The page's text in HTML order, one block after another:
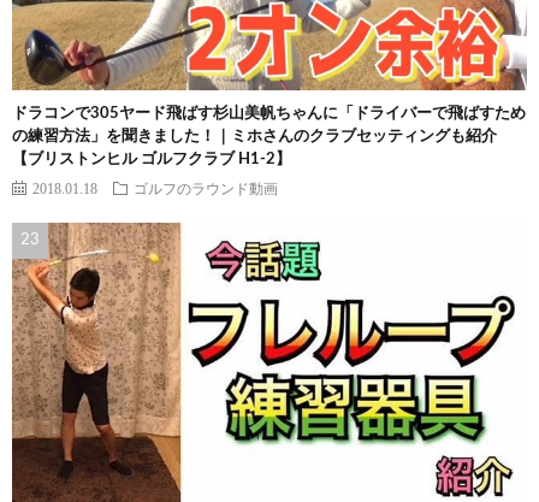
ドラコンで305ヤード飛ばす杉山美帆ちゃんに「ドライバーで飛ばすため
の練習方法」を聞きました！｜ミホさんのクラブセッティングも紹介
【ブリストンヒル ゴルフクラブ H1-2】
2018.01.18 ゴルフのラウンド動画